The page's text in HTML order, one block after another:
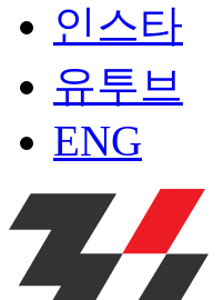
인스타
유투브
ENG